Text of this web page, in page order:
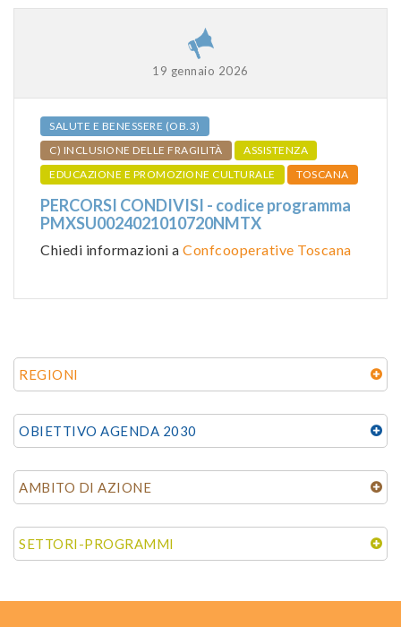
19 gennaio 2026
SALUTE E BENESSERE (OB.3)
C) INCLUSIONE DELLE FRAGILITÀ
ASSISTENZA
EDUCAZIONE E PROMOZIONE CULTURALE
TOSCANA
PERCORSI CONDIVISI - codice programma
PMXSU0024021010720NMTX
Chiedi informazioni a Confcooperative Toscana
REGIONI
OBIETTIVO AGENDA 2030
AMBITO DI AZIONE
SETTORI-PROGRAMMI